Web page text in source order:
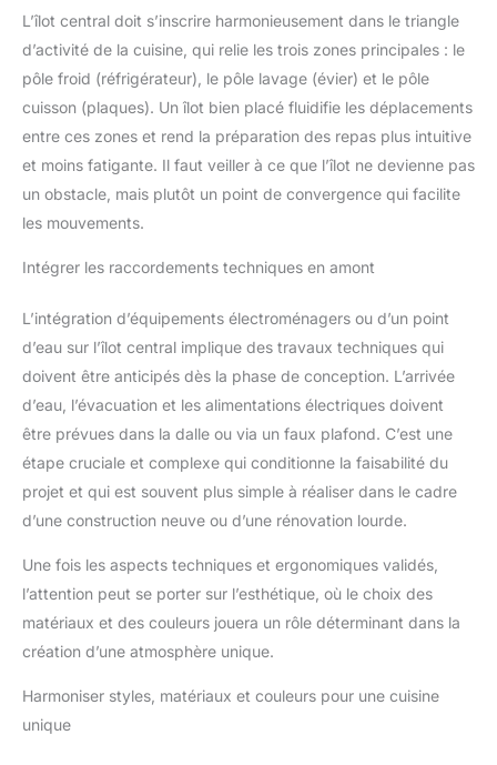
L’îlot central doit s’inscrire harmonieusement dans le triangle
d’activité de la cuisine, qui relie les trois zones principales : le
pôle froid (réfrigérateur), le pôle lavage (évier) et le pôle
cuisson (plaques). Un îlot bien placé fluidifie les déplacements
entre ces zones et rend la préparation des repas plus intuitive
et moins fatigante. Il faut veiller à ce que l’îlot ne devienne pas
un obstacle, mais plutôt un point de convergence qui facilite
les mouvements.
Intégrer les raccordements techniques en amont
L’intégration d’équipements électroménagers ou d’un point
d’eau sur l’îlot central implique des travaux techniques qui
doivent être anticipés dès la phase de conception. L’arrivée
d’eau, l’évacuation et les alimentations électriques doivent
être prévues dans la dalle ou via un faux plafond. C’est une
étape cruciale et complexe qui conditionne la faisabilité du
projet et qui est souvent plus simple à réaliser dans le cadre
d’une construction neuve ou d’une rénovation lourde.
Une fois les aspects techniques et ergonomiques validés,
l’attention peut se porter sur l’esthétique, où le choix des
matériaux et des couleurs jouera un rôle déterminant dans la
création d’une atmosphère unique.
Harmoniser styles, matériaux et couleurs pour une cuisine
unique